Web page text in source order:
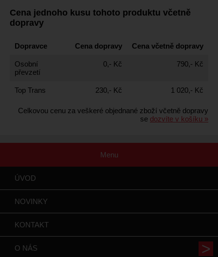
Cena jednoho kusu tohoto produktu včetně
dopravy
Dopravce Cena dopravy Cena včetně dopravy
Osobní
převzetí
0,- Kč 790,- Kč
Top Trans 230,- Kč 1 020,- Kč
Celkovou cenu za veškeré objednané zboží včetně dopravy
se dozvíte v košíku »
Menu
ÚVOD
NOVINKY
KONTAKT
O NÁS